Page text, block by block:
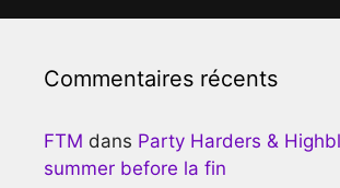
Commentaires récents
FTM dans Party Harders &
summer before la fin